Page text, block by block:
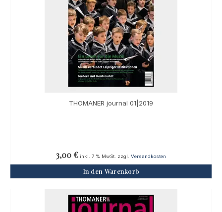
THOMANER journal 01|2019
3,00 € inkl. 7 % MwSt. zzgl. Versandkosten
In den Warenkorb